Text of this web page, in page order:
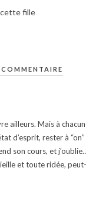
cette fille
ailleurs. Mais à
d’esprit, rester à
son cours, et
et toute ridée,